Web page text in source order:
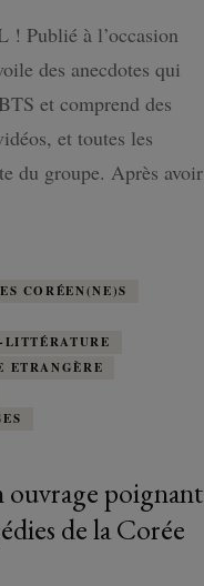
Publié à l’occasion
des anecdotes qui
et comprend des
et toutes les
du groupe. Après avoir
CORÉEN(NE)S
ETRANGÈRE
ouvrage poignant
de la Corée